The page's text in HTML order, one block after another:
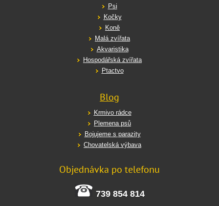
Psi
Kočky
Koně
Malá zvířata
Akvaristika
Hospodářská zvířata
Ptactvo
Blog
Krmivo rádce
Plemena psů
Bojujeme s parazity
Chovatelská výbava
Objednávka po telefonu
739 854 814